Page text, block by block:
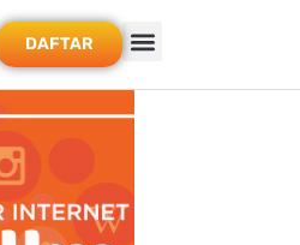
DAFTAR